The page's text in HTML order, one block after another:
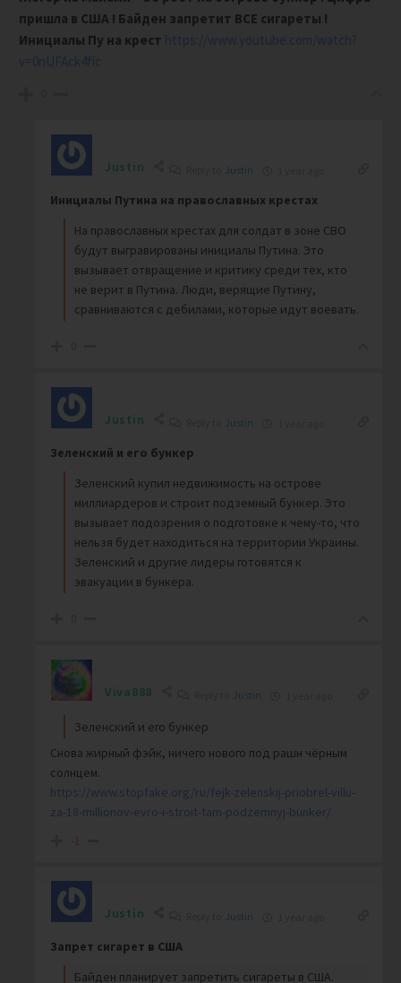
пришла в США ! Байден запретит ВСЕ сигареты !
Инициалы Пу на крест
Justin Justin
Инициалы Путина на православных крестах
На православных крестах для солдат в зоне СВО
будут выгравированы инициалы Путина. Это
вызывает отвращение и критику среди тех, кто
не верит в Путина. Люди, верящие Путину,
сравниваются с дебилами, которые идут воевать.
Justin Justin
Зеленский и его бункер
Зеленский купил недвижимость на острове
миллиардеров и строит подземный бункер. Это
вызывает подозрения о подготовке к чему-то, что
нельзя будет находиться на территории Украины.
Зеленский и другие лидеры готовятся к
эвакуации в бункера.
Viva888 Justin
Зеленский и его бункер
Снова жирный фэйк, ничего нового под рашн чёрным
солнцем.
https://www.stopfake.org/ru/fejk-zelenskij-priobrel-villu-
za-18-millionov-evro-i-stroit-tam-podzemnyj-bunker/
-1
Justin Justin
Запрет сигарет в США
Байден планирует запретить сигареты в США.